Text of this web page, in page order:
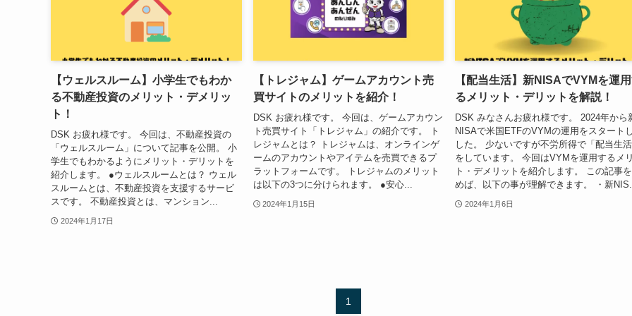
【ウェルスルーム】小学生でもわか
る不動産投資のメリット・デメリッ
ト！
DSK お疲れ様です。 今回は、不動産投資の
「ウェルスルーム」について記事を公開。 小
学生でもわかるようにメリット・デリットを
紹介します。 ●ウェルスルームとは？ ウェル
スルームとは、不動産投資を支援するサービ
スです。 不動産投資とは、マンション...
2024年1月17日
【トレジャム】ゲームアカウント売
買サイトのメリットを紹介！
DSK お疲れ様です。 今回は、ゲームアカウン
ト売買サイト「トレジャム」の紹介です。 ト
レジャムとは？ トレジャムは、オンラインゲ
ームのアカウントやアイテムを売買できるプ
ラットフォームです。 トレジャムのメリット
は以下の3つに分けられます。 ●安心...
2024年1月15日
【配当生活】新NISAでVYMを運
るメリット・デリットを解説！
DSK みなさんお疲れ様です。 2024年から
NISAで米国ETFのVYMの運用をスタート
した。 少ないですが不労所得で「配当生活
をしています。 今回はVYMを運用するメ
ト・デメリットを紹介します。 この記事
めば、以下の事が理解できます。 ・新NIS...
2024年1月6日
1